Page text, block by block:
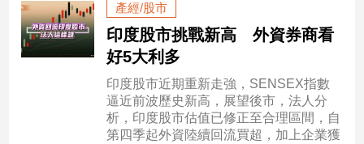
投
稿
專
產經/股市
印度股市挑戰新高 外資券商看
好5大利多
印度股市近期重新走強，SENSEX指數
逼近前波歷史新高，展望後市，法人分
析，印度股市估值已修正至合理區間，自
第四季起外資陸續回流買超，加上企業獲